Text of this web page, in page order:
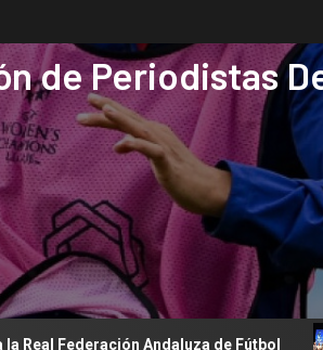
de Periodistas
Andaluza de Fútbol